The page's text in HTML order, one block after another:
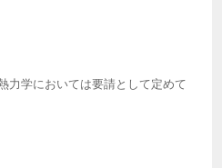
力学においては要請として定めて